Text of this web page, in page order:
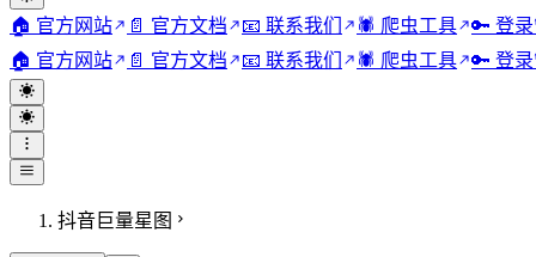
🏠 官方网站 📄 官方文档 📧 联系我们 🕷️ 爬虫工具
🔑 登
🏠 官方网站
📄 官方文档 📧 联系我们 🕷️ 爬虫工具 🔑 登
抖音巨量星图